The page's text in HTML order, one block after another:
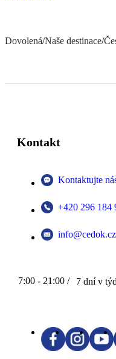
Dovolená/Naše destinace/
Kontakt
Kontaktujte
+420 296 184
info@cedok.cz
7:00 - 21:00 / 7 dní v